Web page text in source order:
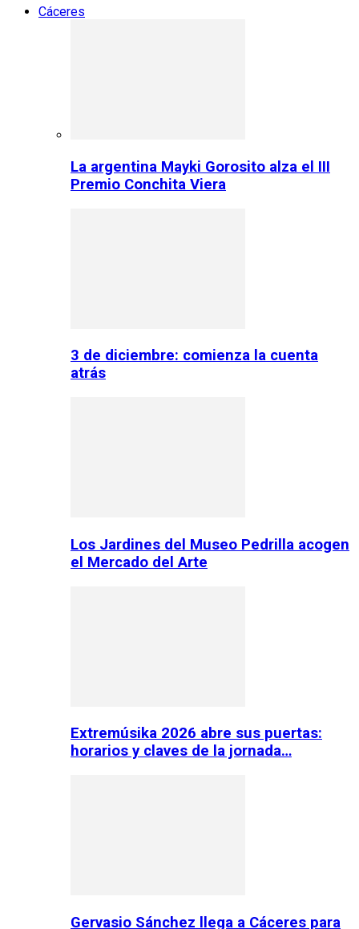
Cáceres
La argentina Mayki Gorosito alza el III
Premio Conchita Viera
3 de diciembre: comienza la cuenta
atrás
Los Jardines del Museo Pedrilla acogen
el Mercado del Arte
Extremúsika 2026 abre sus puertas:
horarios y claves de la jornada…
Gervasio Sánchez llega a Cáceres para